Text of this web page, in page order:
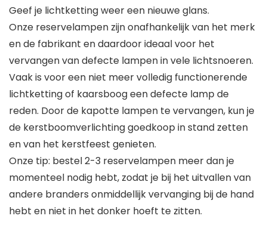
Geef je lichtketting weer een nieuwe glans.
Onze reservelampen zijn onafhankelijk van het merk
en de fabrikant en daardoor ideaal voor het
vervangen van defecte lampen in vele lichtsnoeren.
Vaak is voor een niet meer volledig functionerende
lichtketting of kaarsboog een defecte lamp de
reden. Door de kapotte lampen te vervangen, kun je
de kerstboomverlichting goedkoop in stand zetten
en van het kerstfeest genieten.
Onze tip: bestel 2-3 reservelampen meer dan je
momenteel nodig hebt, zodat je bij het uitvallen van
andere branders onmiddellijk vervanging bij de hand
hebt en niet in het donker hoeft te zitten.